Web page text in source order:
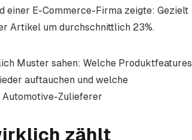
einer E-Commerce-Firma zeigte: Gezielt
Artikel um durchschnittlich 23%.
Muster sahen: Welche Produktfeatures
auftauchen und welche
Automotive-Zulieferer
zählt